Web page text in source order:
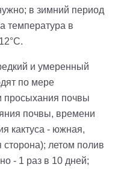
в зимний период
температура в
и умеренный
по мере
просыхания почвы
почвы, времени
кактуса - южная,
сторона); летом полив
- 1 раз в 10 дней;